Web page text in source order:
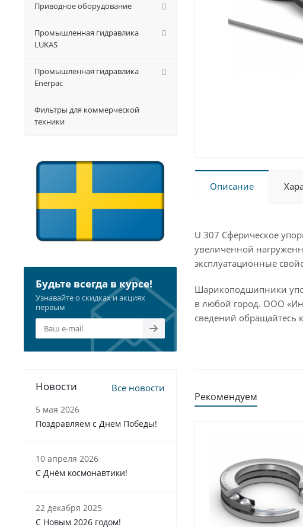
Описание
U 307 Сферическое
увеличенной
эксплуатационные
Шарикоподшипники
в любой город. ООО
сведений обращайтесь
Рекомендуем
Приводное оборудование
Промышленная гидравлика
LUKAS
Промышленная гидравлика
Enerpac
Фильтры для коммерческой
техники
Будьте всегда в курсе!
Узнавайте о скидках и акциях
первым
Новости Все новости
5 мая 2026
Поздравляем с Днем Победы!
10 апреля 2026
С Днём космонавтики!
22 декабря 2025
C Новым 2026 годом!